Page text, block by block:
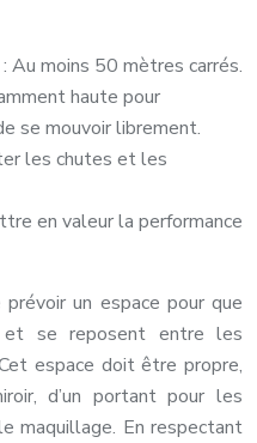
Au moins 50 mètres carrés.
haute pour
se mouvoir librement.
les chutes et les
en valeur la performance
un espace pour que
et se reposent entre les
espace doit être propre,
d’un portant pour les
maquillage. En respectant